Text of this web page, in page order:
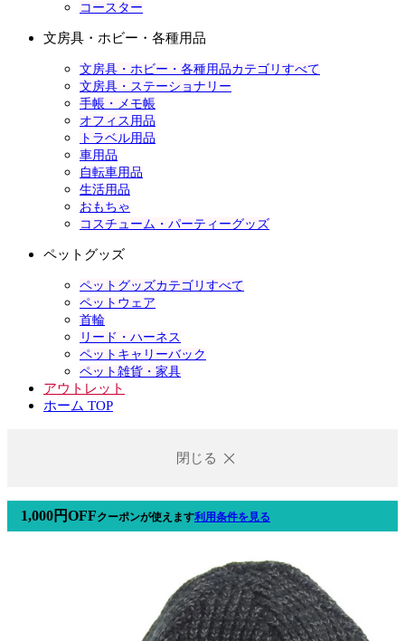
コースター
文房具・ホビー・各種用品
文房具・ホビー・各種用品カテゴリすべて
文房具・ステーショナリー
手帳・メモ帳
オフィス用品
トラベル用品
車用品
自転車用品
生活用品
おもちゃ
コスチューム・パーティーグッズ
ペットグッズ
ペットグッズカテゴリすべて
ペットウェア
首輪
リード・ハーネス
ペットキャリーバック
ペット雑貨・家具
アウトレット
ホーム TOP
閉じる
1,000円OFFクーポンが使えます利用条件を見る